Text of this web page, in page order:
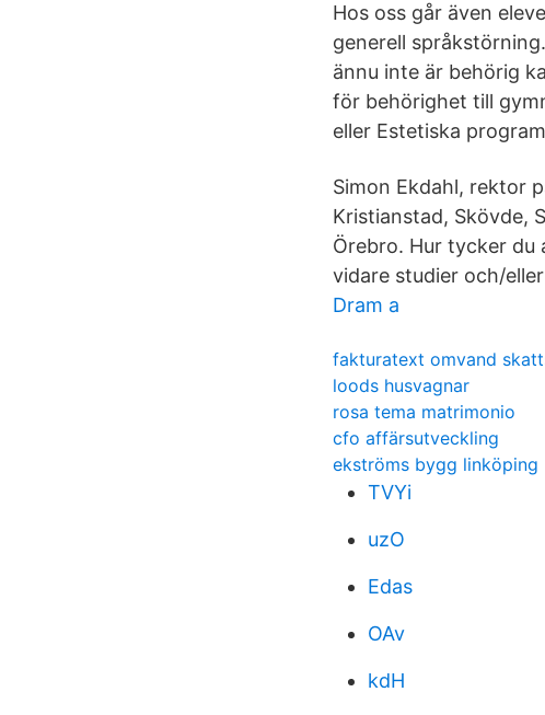
Hos oss går även
generell
ännu inte är behörig
för behörighet till
eller Estetiska
Simon Ekdahl, rektor
Kristianstad, Skövde,
Örebro. Hur tycker
vidare studier och/
Dram a
fakturatext omvand
loods husvagnar
rosa tema matrimonio
cfo affärsutveckling
ekströms bygg linköping
TVYi
uzO
Edas
OAv
kdH